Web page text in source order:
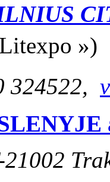
Litexpo
324522,
21002